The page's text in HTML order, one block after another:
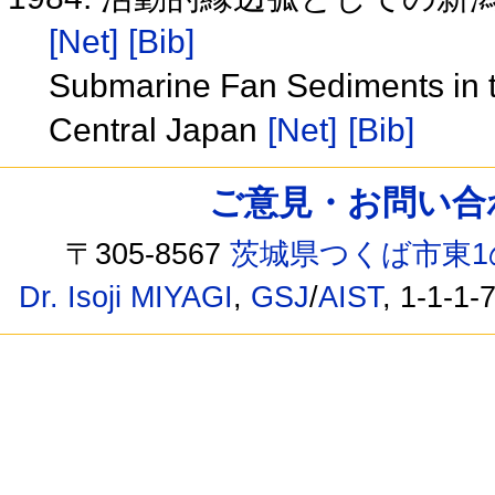
[Net] [Bib]
Submarine Fan Sediments
Central Japan [Net] [Bib]
ご意見・お問い
〒305-8567茨城県つくば市東
Dr. Isoji MIYAGI, GSJ/AIST, 1-1-1-